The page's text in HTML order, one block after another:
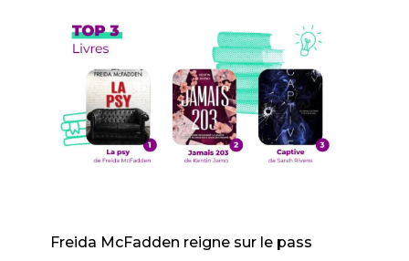
Freida McFadden reigne sur le pass